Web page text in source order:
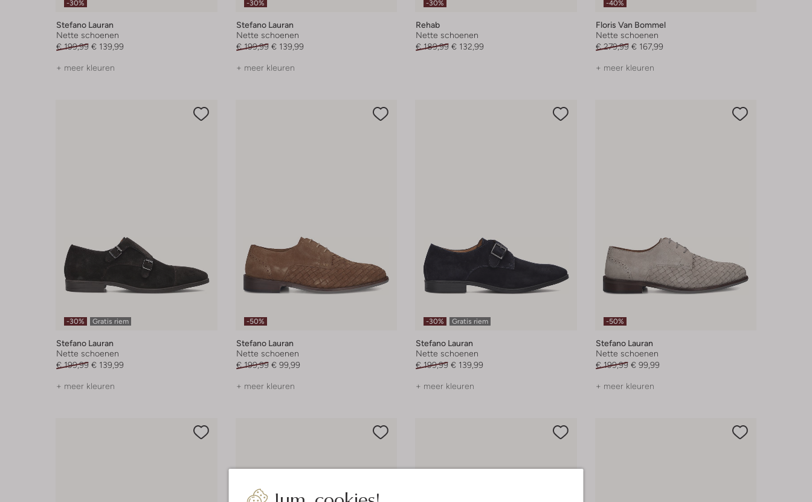
-30%
Stefano Lauran
Nette schoenen
€ 199,99 € 139,99
+ meer kleuren
-30%
Stefano Lauran
Nette schoenen
€ 199,99 € 139,99
+ meer kleuren
-30%
Rehab
Nette schoenen
€ 189,99 € 132,99
-40%
Floris Van Bommel
Nette schoenen
€ 279,99 € 167,99
+ meer kleuren
-30% Gratis riem
Stefano Lauran
Nette schoenen
€ 199,99 € 139,99
+ meer kleuren
-50%
Stefano Lauran
Nette schoenen
€ 199,99 € 99,99
+ meer kleuren
-30% Gratis riem
Stefano Lauran
Nette schoenen
€ 199,99 € 139,99
+ meer kleuren
-50%
Stefano Lauran
Nette schoenen
€ 199,99 € 99,99
+ meer kleuren